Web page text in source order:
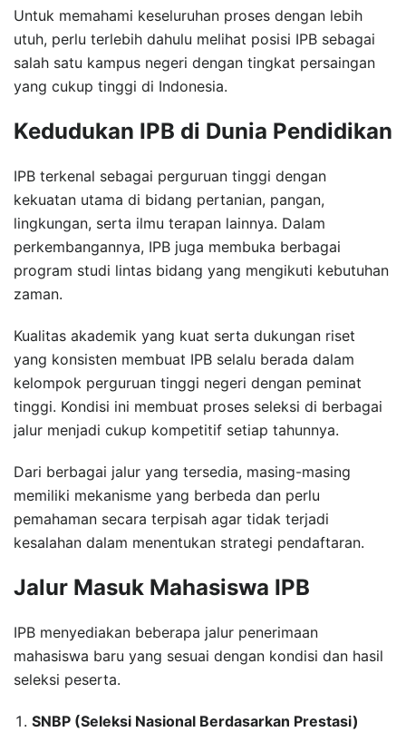
Untuk memahami keseluruhan proses dengan lebih
utuh, perlu terlebih dahulu melihat posisi IPB sebagai
salah satu kampus negeri dengan tingkat persaingan
yang cukup tinggi di Indonesia.
Kedudukan IPB di Dunia Pendidikan
IPB terkenal sebagai perguruan tinggi dengan
kekuatan utama di bidang pertanian, pangan,
lingkungan, serta ilmu terapan lainnya. Dalam
perkembangannya, IPB juga membuka berbagai
program studi lintas bidang yang mengikuti kebutuhan
zaman.
Kualitas akademik yang kuat serta dukungan riset
yang konsisten membuat IPB selalu berada dalam
kelompok perguruan tinggi negeri dengan peminat
tinggi. Kondisi ini membuat proses seleksi di berbagai
jalur menjadi cukup kompetitif setiap tahunnya.
Dari berbagai jalur yang tersedia, masing-masing
memiliki mekanisme yang berbeda dan perlu
pemahaman secara terpisah agar tidak terjadi
kesalahan dalam menentukan strategi pendaftaran.
Jalur Masuk Mahasiswa IPB
IPB menyediakan beberapa jalur penerimaan
mahasiswa baru yang sesuai dengan kondisi dan hasil
seleksi peserta.
SNBP (Seleksi Nasional Berdasarkan Prestasi)